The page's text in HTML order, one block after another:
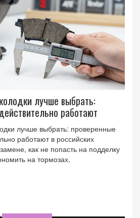
лучше выбрать:
работают
лучше выбрать: проверенные
работают в российских
как не попасть на подделку
на тормозах.